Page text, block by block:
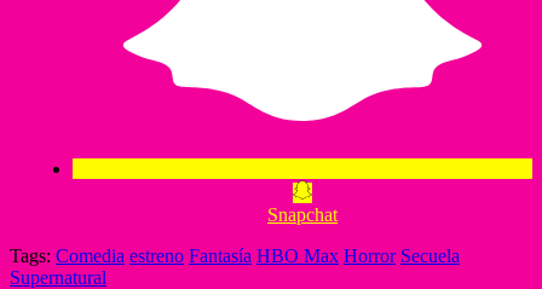
Snapchat
Tags: Comedia estreno Fantasía HBO Max Horror Secuela
Supernatural